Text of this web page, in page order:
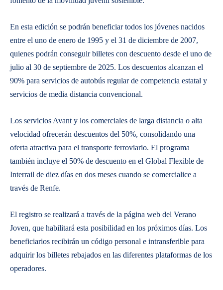
En esta edición se podrán beneficiar todos los jóvenes nacidos
entre el uno de enero de 1995 y el 31 de diciembre de 2007,
quienes podrán conseguir billetes con descuento desde el uno de
julio al 30 de septiembre de 2025. Los descuentos alcanzan el
90% para servicios de autobús regular de competencia estatal y
servicios de media distancia convencional.
Los servicios Avant y los comerciales de larga distancia o alta
velocidad ofrecerán descuentos del 50%, consolidando una
oferta atractiva para el transporte ferroviario. El programa
también incluye el 50% de descuento en el Global Flexible de
Interrail de diez días en dos meses cuando se comercialice a
través de Renfe.
El registro se realizará a través de la página web del Verano
Joven, que habilitará esta posibilidad en los próximos días. Los
beneficiarios recibirán un código personal e intransferible para
adquirir los billetes rebajados en las diferentes plataformas de los
operadores.